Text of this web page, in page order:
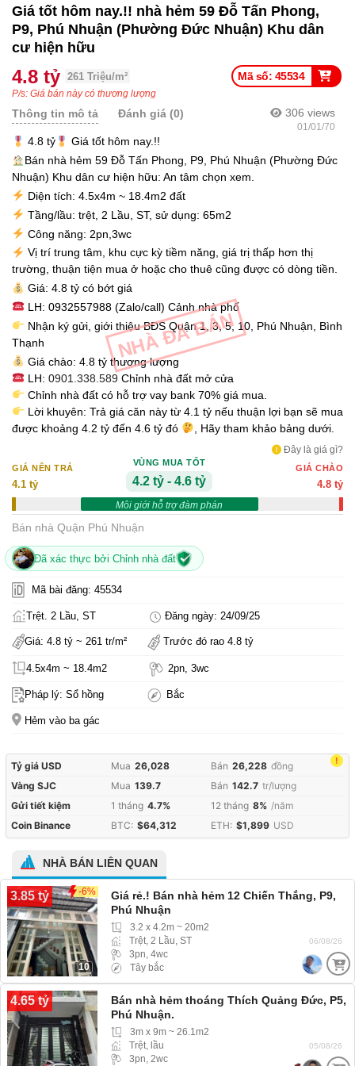
NHÀ ĐÃ BÁN
Giá tốt hôm nay.!! nhà hẻm 59 Đỗ Tấn Phong,
P9, Phú Nhuận (Phường Đức Nhuận) Khu dân
cư hiện hữu
Mã số: 45534
4.8 tỷ 261 Triệu/m²
P/s: Giá bán này có thương lượng
306 views
01/01/70
Thông tin mô tả Đánh giá (0)
4.8 tỷ
Giá tốt hôm nay.!!
Bán nhà hẻm 59 Đỗ Tấn Phong, P9, Phú Nhuận (Phường Đức
Nhuận) Khu dân cư hiện hữu: An tâm chọn xem.
Diện tích: 4.5x4m ~ 18.4m2 đất
Tầng/lầu: trệt, 2 Lầu, ST, sử dụng: 65m2
Công năng: 2pn,3wc
Vị trí trung tâm, khu cực kỳ tiềm năng, giá trị thấp hơn thị
trường, thuận tiện mua ở hoặc cho thuê cũng được có dòng tiền.
Giá: 4.8 tỷ có bớt giá
LH: 0932557988 (Zalo/call) Cảnh nhà phố
Nhận ký gửi, giới thiệu BĐS Quận 1, 3, 5, 10, Phú Nhuận, Bình
Thạnh
Giá chào: 4.8 tỷ thương lượng
LH: 0901.338.589Chỉnh nhà đất mở cửa
Chỉnh nhà đất có hỗ trợ vay bank 70% giá mua.
Lời khuyên: Trả giá căn này từ 4.1 tỷ nếu thuận lợi bạn sẽ mua
được khoảng 4.2 tỷ đến 4.6 tỷ đó
, Hãy tham khảo bảng dưới.
Đây là giá gì?
GIÁ NÊN TRẢ
4.1 tỷ
VÙNG MUA TỐT
4.2 tỷ - 4.6 tỷ
Môi giới hỗ trợ đàm phán
GIÁ CHÀO
4.8 tỷ
Bán nhà Quận Phú Nhuận
Đã xác thực bởi Chỉnh nhà đất
Mã bài đăng: 45534
Trệt. 2 Lầu, ST Đăng ngày: 24/09/25
Giá: 4.8 tỷ ~ 261 tr/m² Trước đó rao 4.8 tỷ
4.5x4m ~ 18.4m2 2pn, 3wc
Pháp lý: Sổ hồng Bắc
Hẻm vào ba gác
!
Tỷ giá USD Mua 26,028 Bán 26,228 đồng
Vàng SJC
Mua 139.7 Bán 142.7 tr/lượng
Gửi tiết kiệm
1 tháng 4.7% 12 tháng 8% /năm
Coin Binance
BTC: $64,312 ETH: $1,899 USD
NHÀ BÁN LIÊN QUAN
3.85 tỷ -6%
10
Giá rẻ.! Bán nhà hẻm 12 Chiến Thắng, P9,
Phú Nhuận
3.2 x 4.2m ~ 20m2
Trệt, 2 Lầu, ST
3pn, 4wc
Tây bắc
06/08/26
4.65 tỷ
Bán nhà hẻm thoáng Thích Quảng Đức, P5,
Phú Nhuận.
3m x 9m ~ 26.1m2
Trệt, lầu
3pn, 2wc
05/08/26